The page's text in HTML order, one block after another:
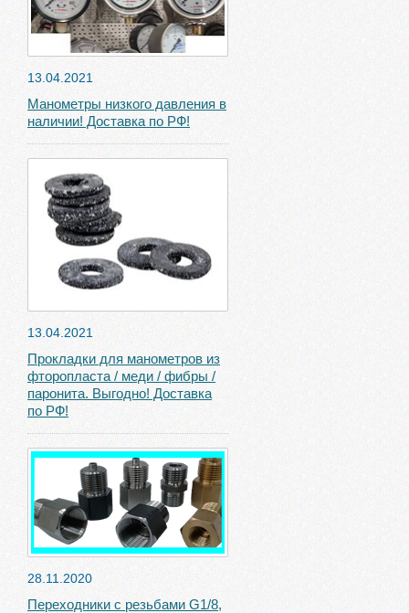
13.04.2021
Манометры низкого давления в
наличии! Доставка по РФ!
13.04.2021
Прокладки для манометров из
фторопласта / меди / фибры /
паронита. Выгодно! Доставка
по РФ!
28.11.2020
Переходники с резьбами G1/8,